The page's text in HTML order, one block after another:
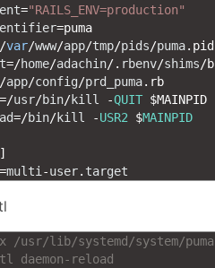
="RAILS_ENV=production"
=puma
/var/www/app/tmp/pids/puma. pid
=/home/adachin/. rbenv/shims/
/app/config/prd_puma. rb
=/usr/bin/kill -QUIT $MAINPID
=/bin/kill -USR2 $MAINPID
]
=multi -user. target
/usr/lib/systemd/system/
daemon-reload